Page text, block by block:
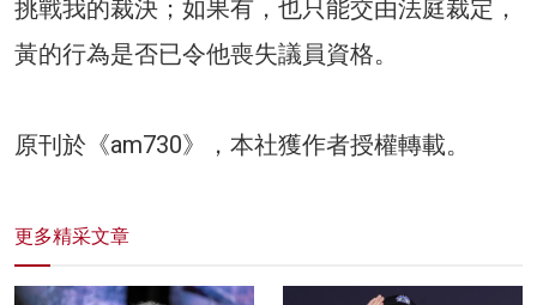
挑戰我的裁決；如果有，也只能交由法庭裁定，
黃的行為是否已令他喪失議員資格。
原刊於《am730》，本社獲作者授權轉載。
更多精采文章